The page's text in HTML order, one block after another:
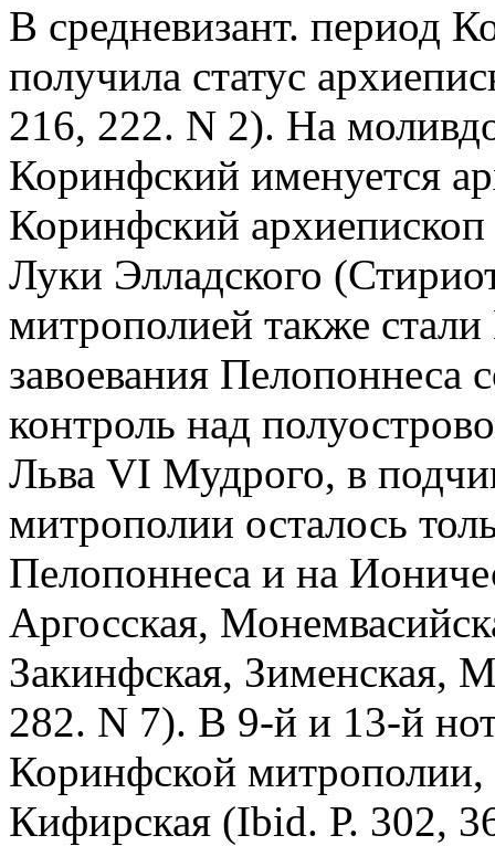
В средневизант. период
получила статус
216, 222. N 2). На
Коринфский именуется
Коринфский
Луки Элладского
митрополией также
завоевания Пелопоннеса
контроль над
Льва VI Мудрого, в
митрополии осталось
Пелопоннеса и на
Аргосская,
Закинфская, Зименская,
282. N 7). В 9-й и 13-й
Коринфской митрополии,
Кифирская (Ibid. Р. 302,